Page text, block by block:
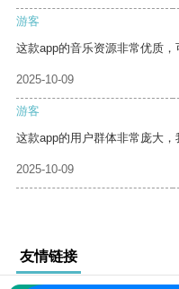
游客
这款app的音乐资源非常优质，
2025-10-09
游客
这款app的用户群体非常庞大，
2025-10-09
友情链接